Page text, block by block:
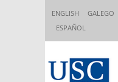
ENGLISH
GALEGO
ESPAÑOL